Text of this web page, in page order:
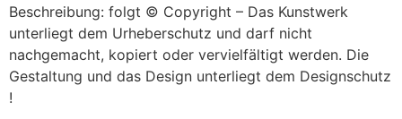
Beschreibung: folgt © Copyright – Das Kunstwerk
unterliegt dem Urheberschutz und darf nicht
nachgemacht, kopiert oder vervielfältigt werden. Die
Gestaltung und das Design unterliegt dem Designschutz
!